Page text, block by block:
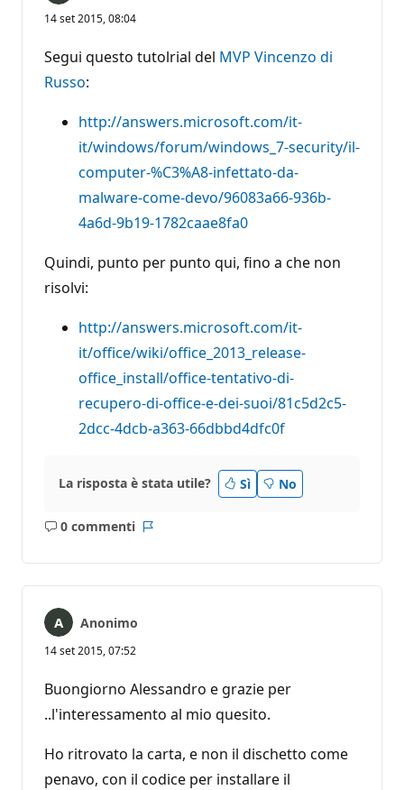
14 set 2015, 08:04
Segui questo tutolrial del MVP Vincenzo di
Russo:
http://answers.microsoft.com/it-
it/windows/forum/windows_7-security/il-
computer-%C3%A8-infettato-da-
malware-come-devo/96083a66-936b-
4a6d-9b19-1782caae8fa0
Quindi, punto per punto qui, fino a che non
risolvi:
http://answers.microsoft.com/it-
it/office/wiki/office_2013_release-
office_install/office-tentativo-di-
recupero-di-office-e-dei-suoi/81c5d2c5-
2dcc-4dcb-a363-66dbbd4dfc0f
La risposta è stata utile? Sì No
0 commenti
Nessun
Anonimo
14 set 2015, 07:52
Buongiorno Alessandro e grazie per
..l'interessamento al mio quesito.
Ho ritrovato la carta, e non il dischetto come
penavo, con il codice per installare il